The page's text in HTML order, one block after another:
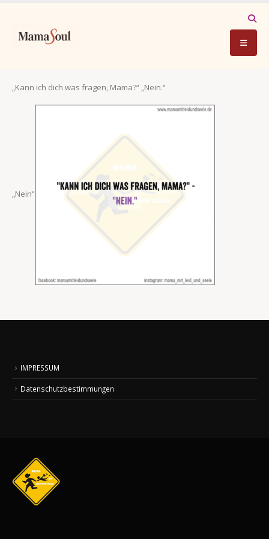
„Kann ich dich was fragen, Mama?“ „Nein.“
„Nein“
IMPRESSUM
Datenschutzbestimmungen